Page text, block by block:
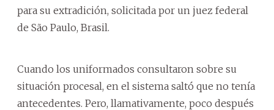
para su extradición, solicitada por un juez federal
de São Paulo, Brasil.
Cuando los uniformados consultaron sobre su
situación procesal, en el sistema saltó que no tenía
antecedentes. Pero, llamativamente, poco después